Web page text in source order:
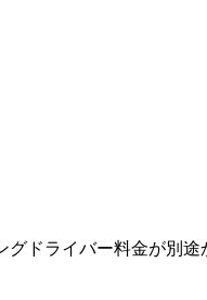
ドライバー料金が別途